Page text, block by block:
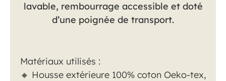
lavable, rembourrage accessible et doté
d’une poignée de transport.
Matériaux utilisés :
🔸 Housse extérieure 100% coton Oeko-tex,